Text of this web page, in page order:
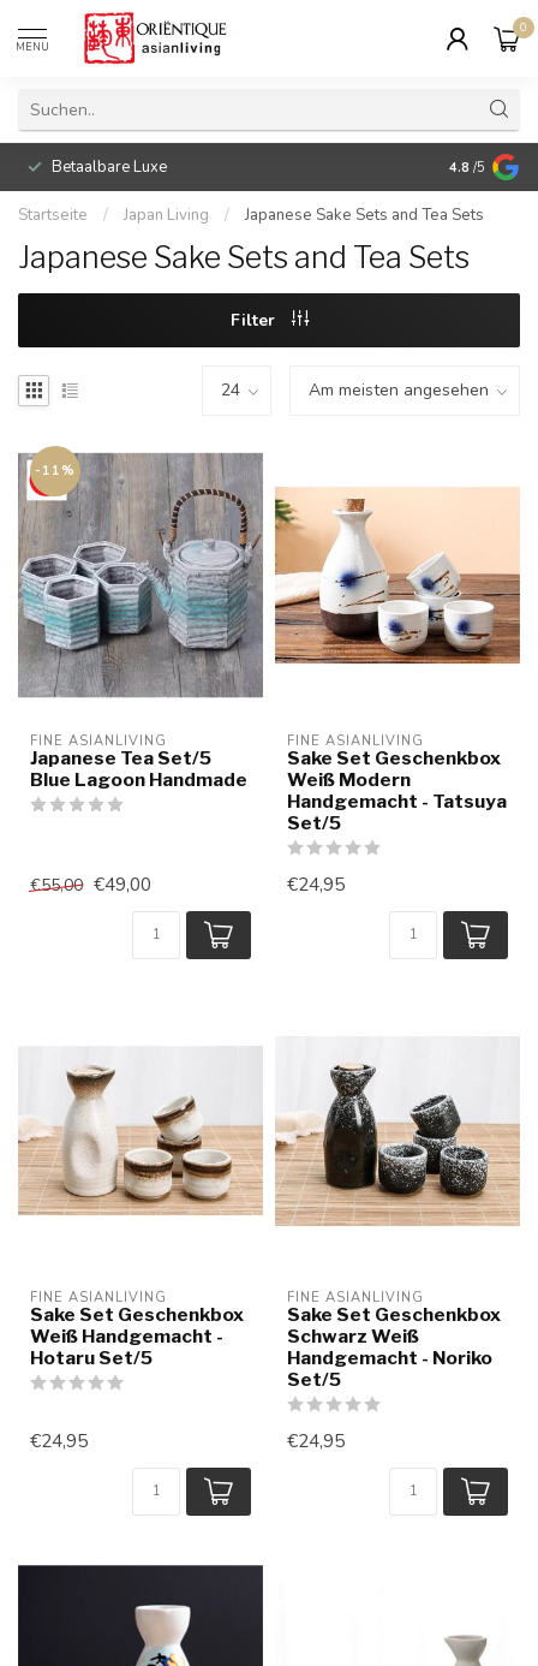
MENU
0
Betaalbare Luxe 4.8 /5
Startseite / Japan Living / Japanese Sake Sets and Tea Sets
Japanese Sake Sets and Tea Sets
Filter
-11%
FINE ASIANLIVING
Japanese Tea Set/5
Blue Lagoon Handmade
€55,00 €49,00
FINE ASIANLIVING
Sake Set Geschenkbox
Weiß Modern
Handgemacht - Tatsuya
Set/5
€24,95
FINE ASIANLIVING
Sake Set Geschenkbox
Weiß Handgemacht -
Hotaru Set/5
€24,95
FINE ASIANLIVING
Sake Set Geschenkbox
Schwarz Weiß
Handgemacht - Noriko
Set/5
€24,95